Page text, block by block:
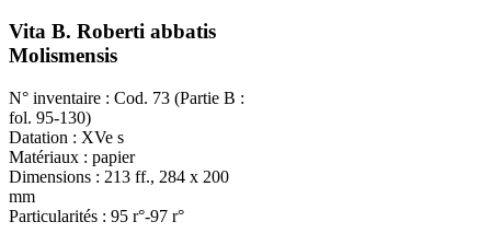
Vita B. Roberti abbatis
Molismensis
N° inventaire : Cod. 73 (Partie B :
fol. 95-130)
Datation : XVe s
Matériaux : papier
Dimensions : 213 ff., 284 x 200
mm
Particularités : 95 r°-97 r°